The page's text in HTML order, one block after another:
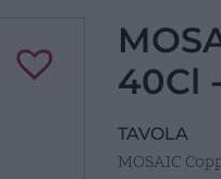
40Cl
TAVOLA
MOSAIC